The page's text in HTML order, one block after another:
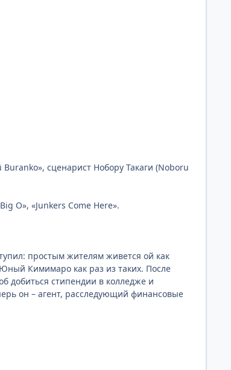
сценарист Нобору Такаги (Noboru
O», «Junkers Come Here».
простым жителям живется ой как
Кимимаро как раз из таких. После
добиться стипендии в колледже и
он – агент, расследующий финансовые